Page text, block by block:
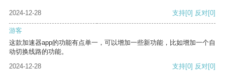
2024-12-28 支持[0] 反对[0]
游客
这款加速器app的功能有点单一，可以增加一些新功能，比如增加一个自
动切换线路的功能。
2024-12-28
支持[0] 反对[0]